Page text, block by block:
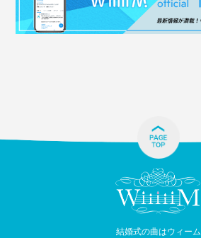
結婚式の曲はウィーム